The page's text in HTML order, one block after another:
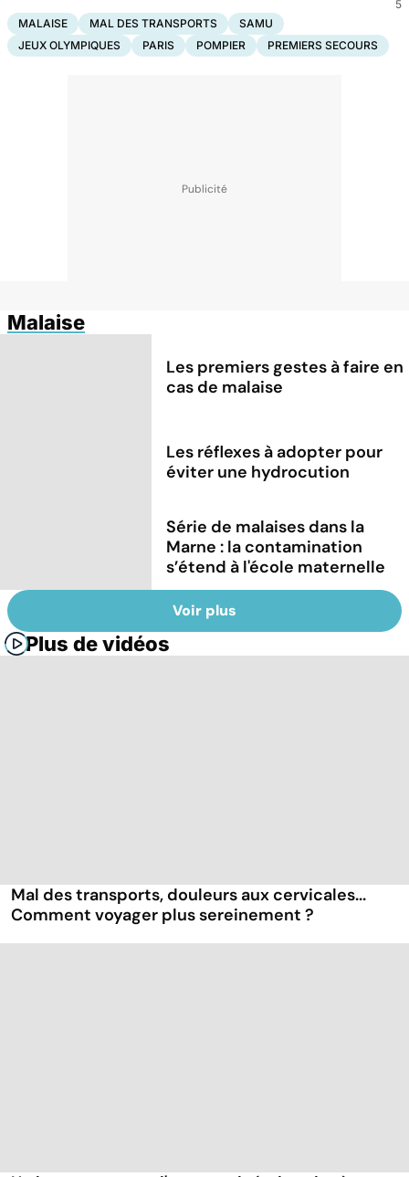
5
MALAISE
MAL DES TRANSPORTS
SAMU
JEUX OLYMPIQUES
PARIS POMPIER PREMIERS SECOURS
Malaise
Les premiers gestes à faire en
cas de malaise
Les réflexes à adopter pour
éviter une hydrocution
Série de malaises dans la
Marne : la contamination
s’étend à l'école maternelle
Voir plus
Plus de vidéos
Mal des transports, douleurs aux cervicales...
Comment voyager plus sereinement ?